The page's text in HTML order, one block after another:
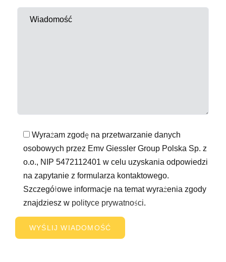
Wyrażam zgodę na przetwarzanie danych
osobowych przez Emv Giessler Group Polska Sp. z
o.o., NIP 5472112401 w celu uzyskania odpowiedzi
na zapytanie z formularza kontaktowego.
Szczegółowe informacje na temat wyrażenia zgody
znajdziesz w polityce prywatności.